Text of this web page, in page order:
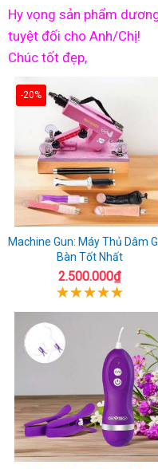
Hy vọng sản phẩm
tuyệt đối cho Anh/Chị!
Chúc tốt đẹp,
-20%
Machine Gun: Máy Thủ Dâm
Bàn Tốt Nhất
2.500.000₫